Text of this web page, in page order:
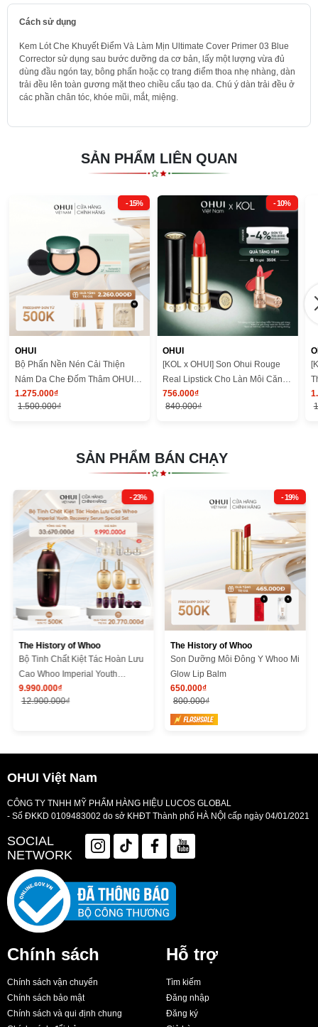
Cách sử dụng
Kem Lót Che Khuyết Điểm Và Làm Mịn Ultimate Cover Primer 03 Blue
Corrector sử dụng sau bước dưỡng da cơ bản, lấy một lượng vừa đủ
dùng đầu ngón tay, bông phấn hoặc cọ trang điểm thoa nhẹ nhàng, dàn
trải đều lên toàn gương mặt theo chiều cấu tạo da. Chú ý dàn trải đều ở
các phần chân tóc, khóe mũi, mắt, miệng.
SẢN PHẨM LIÊN QUAN
- 15%
OHUI
Bộ Phấn Nền Nén Cải Thiện
Nám Da Che Đốm Thâm OHUI
Ultimate Cover Denier Pact
1.275.000₫
1.500.000₫
- 10%
OHUI
[KOL x OHUI] Son Ohui Rouge
Real Lipstick Cho Làn Môi Căng
Mọng
756.000₫
840.000₫
SẢN PHẨM BÁN CHẠY
- 23%
The History of Whoo
Bộ Tinh Chất Kiệt Tác Hoàn Lưu
Cao Whoo Imperial Youth
Recovery Serum Special Set
9.990.000₫
12.900.000₫
- 19%
The History of Whoo
Son Dưỡng Môi Đông Y Whoo Mi
Glow Lip Balm
650.000₫
800.000₫
OHUI Việt Nam
CÔNG TY TNHH MỸ PHẨM HÀNG HIỆU LUCOS GLOBAL
- Số ĐKKD 0109483002 do sở KHĐT Thành phố HÀ NỘI cấp ngày 04/01/2021
SOCIAL
NETWORK
Chính sách
Chính sách vận chuyển
Chính sách bảo mật
Chính sách và qui định chung
Hỗ trợ
Tìm kiếm
Đăng nhập
Đăng ký